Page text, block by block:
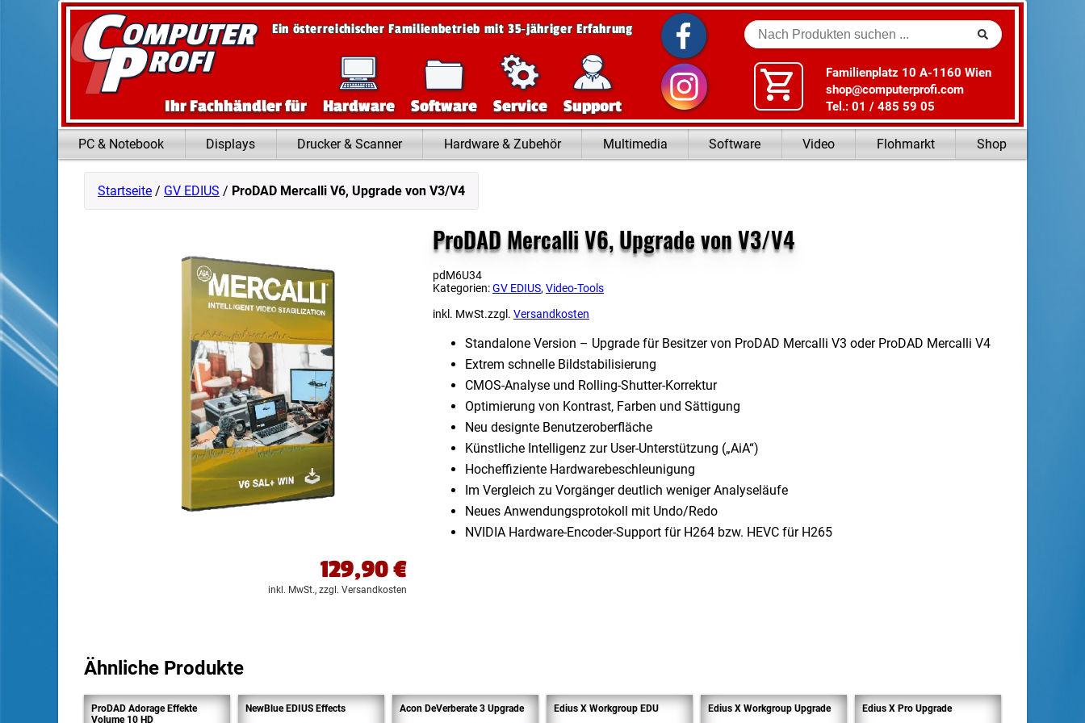
Zum Inhalt springen
Ein österreichischer Familienbetrieb mit 35‑jähriger Erfahrung
Ihr Fachhändler für Hardware Software Service Support
Suche
Familienplatz 10 A-1160 Wien
shop@computerprofi.com
Tel.: 01 / 485 59 05
PC & Notebook Displays Drucker & Scanner Hardware & Zubehör Multimedia Software Video Flohmarkt Shop
Startseite / GV EDIUS / ProDAD Mercalli V6, Upgrade von V3/V4
129,90€
inkl. MwSt., zzgl. Versandkosten
ProDAD Mercalli V6, Upgrade von V3/V4
pdM6U34
Kategorien:GV EDIUS, Video-Tools
inkl. MwSt.zzgl. Versandkosten
Standalone Version – Upgrade für Besitzer von ProDAD Mercalli V3 oder ProDAD Mercalli V4
Extrem schnelle Bildstabilisierung
CMOS-Analyse und Rolling-Shutter-Korrektur
Optimierung von Kontrast, Farben und Sättigung
Neu designte Benutzeroberfläche
Künstliche Intelligenz zur User-Unterstützung („AiA“)
Hocheffiziente Hardwarebeschleunigung
Im Vergleich zu Vorgänger deutlich weniger Analyseläufe
Neues Anwendungsprotokoll mit Undo/Redo
NVIDIA Hardware-Encoder-Support für H264 bzw. HEVC für H265
Ähnliche Produkte
ProDAD Adorage Effekte
Volume 10 HD
NewBlue EDIUS Effects Acon DeVerberate 3 Upgrade Edius X Workgroup EDU Edius X Workgroup Upgrade Edius X Pro Upgrade